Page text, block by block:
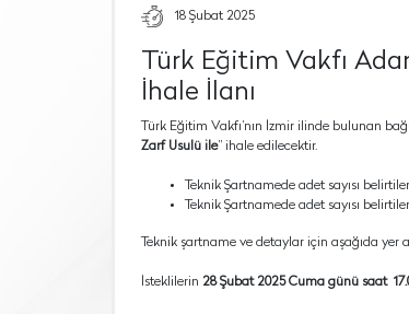
18 Şubat 2025
Türk Eğitim Vakfı
İhale İlanı
Türk Eğitim Vakfı’nın İzmir ilinde bulunan
Zarf Usulü ile” ihale edilecektir.
Teknik Şartnamede adet sayısı
Teknik Şartnamede adet sayısı
Teknik şartname ve detaylar için aşağıda
İsteklilerin 28 Şubat 2025 Cuma günü saat